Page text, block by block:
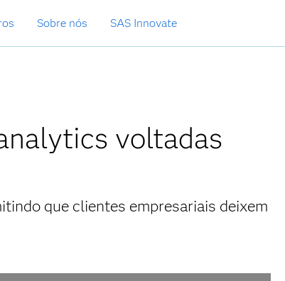
Sobre nós SAS Innovate
voltadas
que clientes empresariais deixem